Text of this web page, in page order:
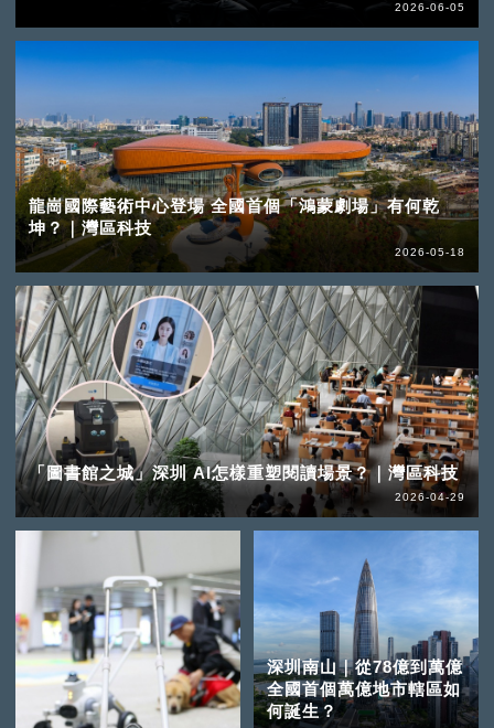
2026-06-05
龍崗國際藝術中心登場 全國首個「鴻蒙劇場」有何乾
坤？｜灣區科技
2026-05-18
「圖書館之城」深圳 AI怎樣重塑閱讀場景？｜灣區科技
2026-04-29
深圳南山｜從78億到萬億
全國首個萬億地市轄區如
何誕生？